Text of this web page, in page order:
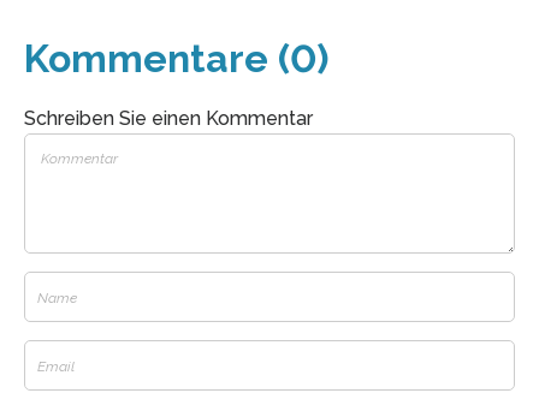
Kommentare (0)
Schreiben Sie einen Kommentar